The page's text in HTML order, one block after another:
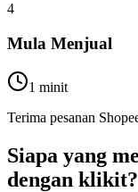
4
Mula Menjual
1 minit
Terima pesanan
Siapa yang
dengan klikit?